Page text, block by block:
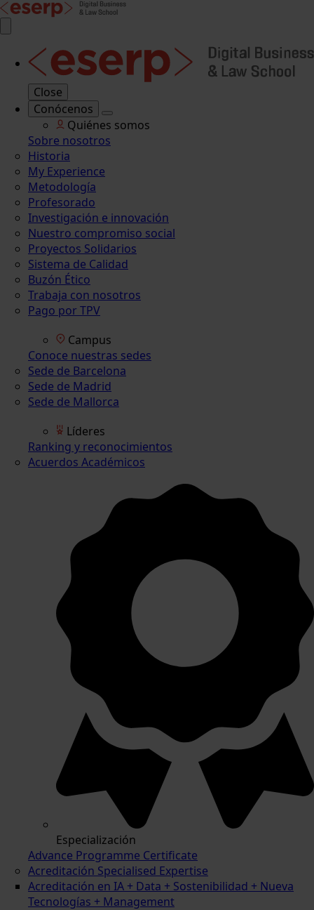
Close
Conócenos
Quiénes somos
Sobre nosotros
Historia
My Experience
Metodología
Profesorado
Investigación e innovación
Nuestro compromiso social
Proyectos Solidarios
Sistema de Calidad
Buzón Ético
Trabaja con nosotros
Pago por TPV
Campus
Conoce nuestras sedes
Sede de Barcelona
Sede de Madrid
Sede de Mallorca
Líderes
Ranking y reconocimientos
Acuerdos Académicos
Especialización
Advance Programme Certificate
Acreditación Specialised Expertise
Acreditación en IA + Data + Sostenibilidad + Nueva
Tecnologías + Management